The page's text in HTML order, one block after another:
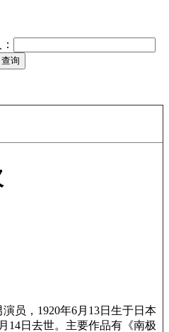
员，1920年6月13日生于日本
14日去世。主要作品有《南极